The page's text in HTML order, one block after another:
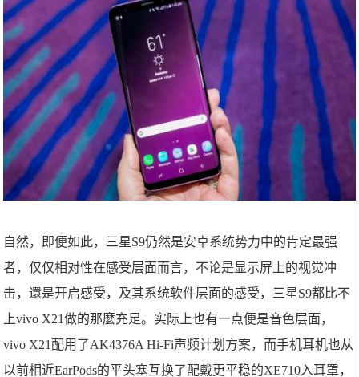
自然，即便如此，三星S9仍然是安卓系统势力中的肯定最强
者，仅仅相对性在感受层面而言，不论是显示屏上的视觉冲
击，還是开启感受，及其系统软件层面的感受，三星S9都比不
上vivo X21做的那麼充足。实际上也有一点便是音色层面，
vivo X21配用了AK4376A Hi-Fi声频计划方案，而手机耳机也从
以前相近EarPods的平头塞互换了配戴更平稳的XE710入耳罩，